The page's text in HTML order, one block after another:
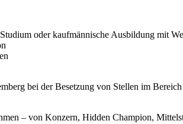
oder kaufmännische Ausbildung mit
bei der Besetzung von Stellen im
– von Konzern, Hidden Champion,